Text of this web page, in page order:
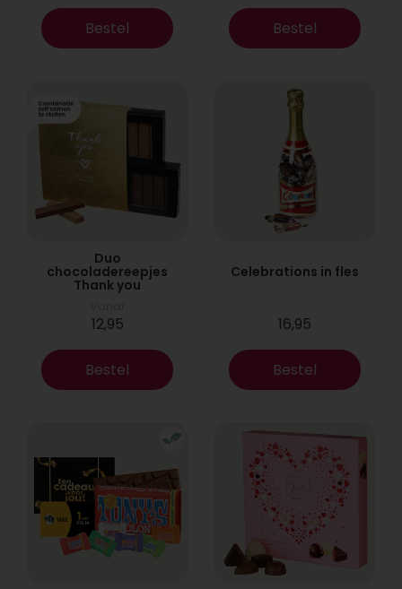
Bestel Bestel
Duo
chocoladereepjes
Thank you
12,95
Bestel
Celebrations in fles
16,95
Bestel